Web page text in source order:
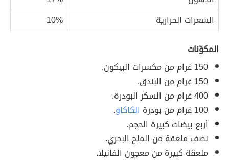
السعرات الحرارية
10%
المكوّنات
150 غرام من مكسرات البيكون.
150 غرام من البندق.
400 غرام من السكر البودرة.
100 غرام من بودرة
الكاكاو.
أربع بيضات كبيرة الحجم.
نصف ملعقة من الملح البحري.
ملعقة كبيرة من معجون الفانيلا.